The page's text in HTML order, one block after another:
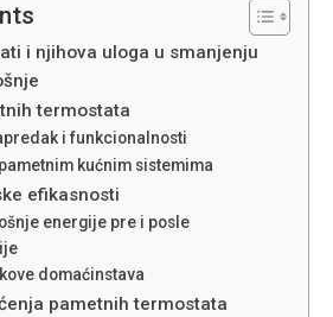
i njihova uloga u smanjenju
termostata
i funkcionalnosti
kućnim sistemima
efikasnosti
energije pre i posle
domaćinstava
pametnih termostata